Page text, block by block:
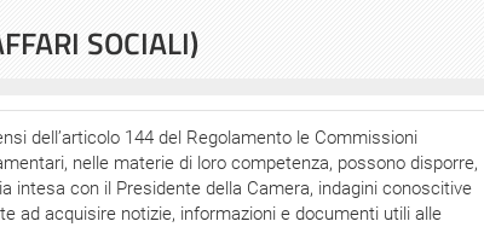
SOCIALI)
dell’articolo 144 del Regolamento le Commissioni
nelle materie di loro competenza, possono disporre,
intesa con il Presidente della Camera, indagini conoscitive
ad acquisire notizie, informazioni e documenti utili alle